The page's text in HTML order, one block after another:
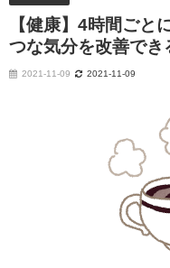
【健康】4時間ごと
つな気分を改善でき
2021-11-09 2021-11-09